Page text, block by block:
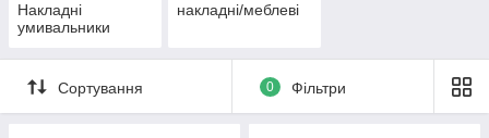
Накладні
умивальники
накладні/меблеві
Сортування 0 Фільтри